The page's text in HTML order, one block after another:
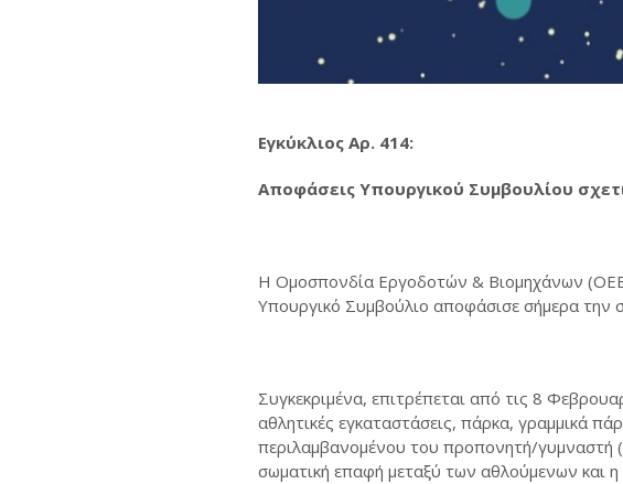
Εγκύκλιος Αρ. 414:
Αποφάσεις Υπουργικού Συμβουλίου
Η Ομοσπονδία Εργοδοτών & Βιομηχάνων (ΟΕΒ)
Υπουργικό Συμβούλιο αποφάσισε σήμερα την
Συγκεκριμένα, επιτρέπεται από τις 8
αθλητικές εγκαταστάσεις, πάρκα, γραμμικά
περιλαμβανομένου του προπονητή/γυμναστή
σωματική επαφή μεταξύ των αθλούμενων και